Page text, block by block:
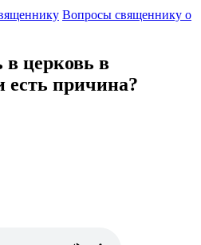
Вопросы священнику о
в церковь в
есть причина?